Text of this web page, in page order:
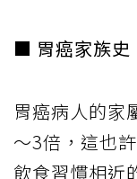
■ 胃癌家族史
胃癌病人的家
～3倍，這也
飲食習慣相近